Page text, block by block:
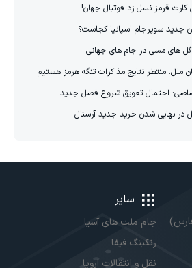
کارت قرمز نسل زد فوتبال جهان!
جدید سوپرجام اسپانیا کجاست؟
گل های مسی در جام های جهانی
ملل: منتظر نتایج مذاکرات تنگه هرمز هستیم
احتمال تعویق شروع فصل جدید
در نهایی شدن خرید جدید آرسنال
سایر
جام ملت های آسیا
رنکینگ فیفا
نقل و انتقالات اروپا